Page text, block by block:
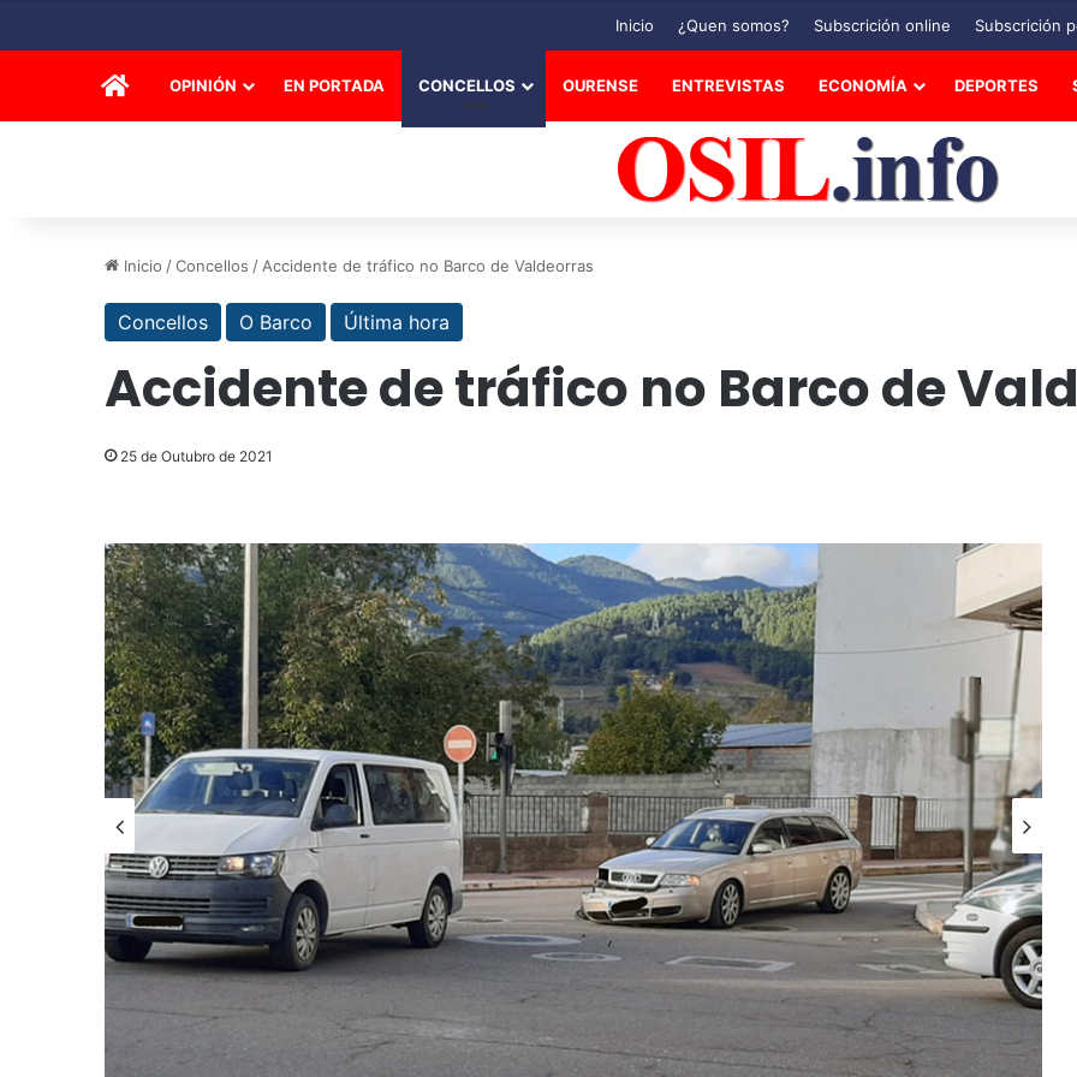
Inicio ¿Quen somos? Subscrición online Subscrición
INICIOOPINIÓN EN PORTADA CONCELLOS OURENSE ENTREVISTAS ECONOMÍA DEPORTES
Inicio /Concellos / Accidente de tráfico no Barco de Valdeorras
Concellos O Barco Última hora
Accidente de tráfico no Barco de
25 de Outubro de 2021